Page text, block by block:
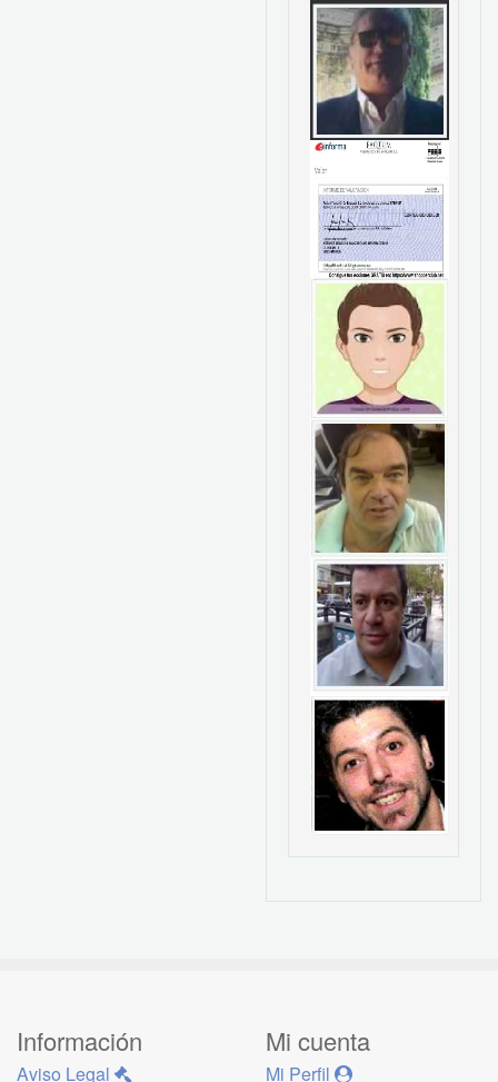
Información
Aviso Legal
Mi cuenta
Mi Perfil